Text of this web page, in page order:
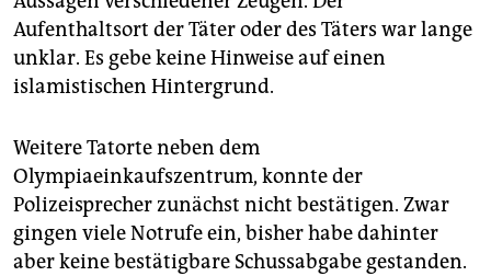
Aufenthaltsort der Täter oder des Täters war lange
unklar. Es gebe keine Hinweise auf einen
islamistischen Hintergrund.
Weitere Tatorte neben dem
Olympiaeinkaufszentrum, konnte der
Polizeisprecher zunächst nicht bestätigen. Zwar
gingen viele Notrufe ein, bisher habe dahinter
aber keine bestätigbare Schussabgabe gestanden.